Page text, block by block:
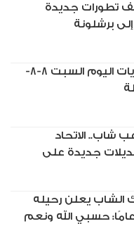
تطورات جديدة
برشلونة
مواعيد مباريات اليوم السبت 8-8-
شاب.. الاتحاد
جديدة على
الشاب يعلن رحيله
عن الزمالك بعد 14 عامًا: حسبي الله ونعم